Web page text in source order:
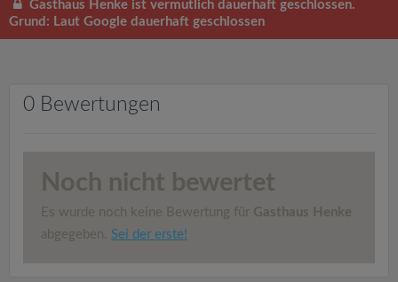
Gasthaus Henke ist vermutlich dauerhaft geschlossen.
Grund: Laut Google dauerhaft geschlossen
0 Bewertungen
Noch nicht bewertet
Es wurde noch keine Bewertung für Gasthaus Henke
abgegeben. Sei der erste!
a